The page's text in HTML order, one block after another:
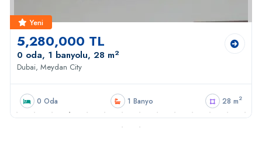
Yeni
5,280,000 TL
0 oda, 1 banyolu, 28 m2
Dubai, Meydan City
0 Oda 1 Banyo 28 m2